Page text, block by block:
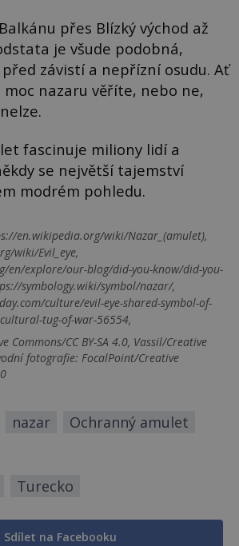
přes Blízký východ až
je všude podobná,
závistí a nepřízní osudu. Ať
moc nazaru věříte, nebo ne,
fascinuje miliony lidí a
se největší tajemství
modrém pohledu.
en.wikipedia.org/wiki/Nazar_(amulet),
wiki/Evil_eye,
en/explore/our-blog/did-you-know/did-you-
symbology.wiki/symbol/nazar/,
culture/evil-eye-shared-symbol-of-
tug-of-war-56554,
Commons/CC BY-SA 4.0, Vassil/Creative
fotografie: FocalPoint/Creative
nazar
Ochranný amulet
Turecko
Sdílet na Facebooku